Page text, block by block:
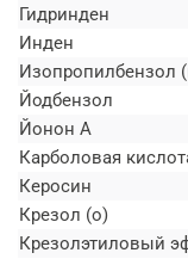
Гидринден
Инден
Изопропилбензол
Йодбензол
Йонон А
Карболовая
Керосин
Крезол (о)
Крезолэтиловый